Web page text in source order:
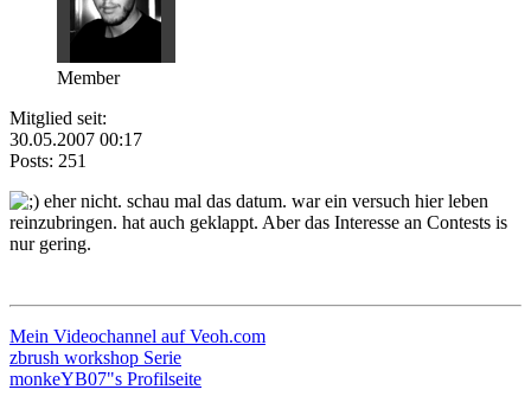
Member
Mitglied seit:
30.05.2007 00:17
Posts: 251
eher nicht. schau mal das datum. war ein versuch hier leben
reinzubringen. hat auch geklappt. Aber das Interesse an Contests is
nur gering.
Mein Videochannel auf Veoh.com
zbrush workshop Serie
monkeYB07"s Profilseite